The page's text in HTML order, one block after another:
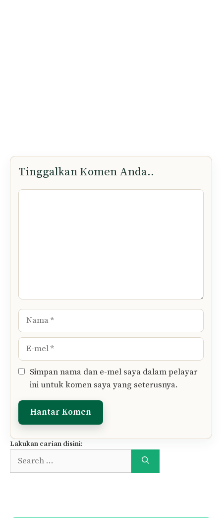
Tinggalkan Komen Anda..
Komen
Nama
E-
mel
Simpan nama dan e-mel saya dalam pelayar
ini untuk komen saya yang seterusnya.
Lakukan carian disini:
Search
for: